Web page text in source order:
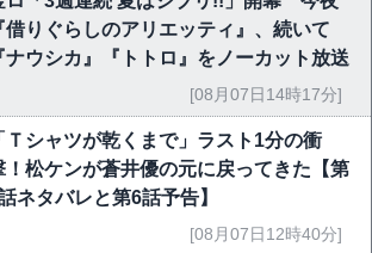
借りぐらしのアリエッティ』、続いて
ナウシカ』『トトロ』をノーカット放送
[08月07日14時17分]
Ｔシャツが乾くまで」ラスト1分の衝
！松ケンが蒼井優の元に戻ってきた【第
ネタバレと第6話予告】
[08月07日12時40分]